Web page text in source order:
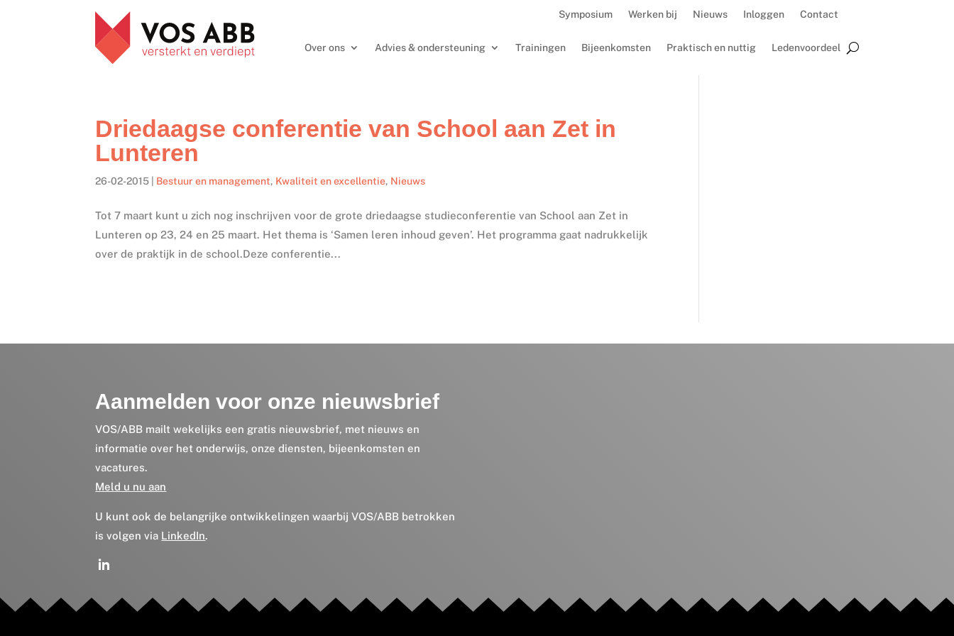
Symposium Werken bij Nieuws Inloggen Contact
Over ons Advies & ondersteuning Trainingen Bijeenkomsten Praktisch en nuttig Ledenvoordeel
Driedaagse conferentie van School aan Zet in
Lunteren
26-02-2015 Bestuur en management, Kwaliteit en excellentie, Nieuws
Tot 7 maart kunt u zich nog inschrijven voor de grote driedaagse studieconferentie van School aan Zet in
Lunteren op 23, 24 en 25 maart. Het thema is ‘Samen leren inhoud geven’. Het programma gaat nadrukkelijk
over de praktijk in de school.Deze conferentie...
Aanmelden voor onze nieuwsbrief
VOS/ABB mailt wekelijks een gratis nieuwsbrief, met nieuws en
informatie over het onderwijs, onze diensten, bijeenkomsten en
vacatures.
Meld u nu aan
U kunt ook de belangrijke ontwikkelingen waarbij VOS/ABB betrokken
is volgen via LinkedIn.